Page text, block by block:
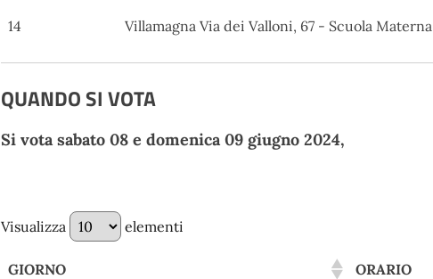
14
Villamagna Via dei Valloni, 67 - Scuola Materna
QUANDO SI VOTA
Si vota sabato 08 e domenica 09 giugno 2024,
Visualizza elementi
GIORNO
ORARIO